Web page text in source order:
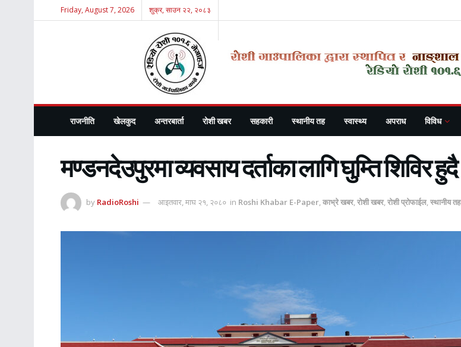
Friday, August 7, 2026 शुक्र, साउन २२, २०८३
राजनीति खेलकुद अन्तरबार्ता रोशी खबर सहकारी स्थानीय तह स्वास्थ्य अपराध विविध
मण्डनदेउपुरमा व्यवसाय दर्ताका लागि घुम्ति शिविर हुदै
by RadioRoshi आइतवार, माघ २१, २०८० in Roshi Khabar E-Paper,काभ्रे खबर,रोशी खबर,रोशी प्रोफाईल,स्थानीय तह